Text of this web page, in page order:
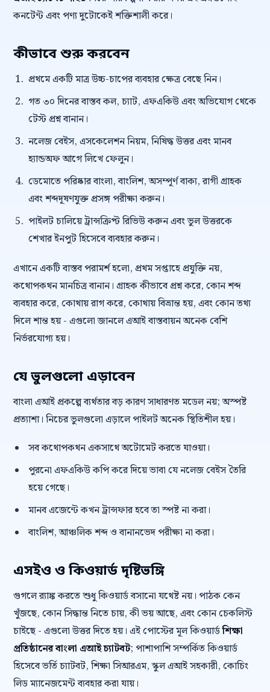
কনটেন্ট এবং পণ্য দুটোকেই শক্তিশালী করে।
কীভাবে শুরু করবেন
প্রথমে একটি মাত্র উচ্চ-চাপের ব্যবহার ক্ষেত্র বেছে নিন।
গত ৩০ দিনের বাস্তব কল, চ্যাট, এফএকিউ এবং অভিযোগ থেকে
টেস্ট প্রশ্ন বানান।
নলেজ বেইস, এসকেলেশন নিয়ম, নিষিদ্ধ উত্তর এবং মানব
হ্যান্ডঅফ আগে লিখে ফেলুন।
ডেমোতে পরিষ্কার বাংলা, বাংলিশ, অসম্পূর্ণ বাক্য, রাগী গ্রাহক
এবং শব্দদূষণযুক্ত প্রসঙ্গ পরীক্ষা করুন।
পাইলট চালিয়ে ট্রান্সক্রিপ্ট রিভিউ করুন এবং ভুল উত্তরকে
শেখার ইনপুট হিসেবে ব্যবহার করুন।
এখানে একটি বাস্তব পরামর্শ হলো, প্রথম সপ্তাহে প্রযুক্তি নয়,
কথোপকথন মানচিত্র বানান। গ্রাহক কীভাবে প্রশ্ন করে, কোন শব্দ
ব্যবহার করে, কোথায় রাগ করে, কোথায় বিভ্রান্ত হয়, এবং কোন তথ্য
দিলে শান্ত হয় - এগুলো জানলে এআই বাস্তবায়ন অনেক বেশি
নির্ভরযোগ্য হয়।
যে ভুলগুলো এড়াবেন
বাংলা এআই প্রকল্পে ব্যর্থতার বড় কারণ সাধারণত মডেল নয়; অস্পষ্ট
প্রত্যাশা। নিচের ভুলগুলো এড়ালে পাইলট অনেক স্থিতিশীল হয়।
সব কথোপকথন একসাথে অটোমেট করতে যাওয়া।
পুরনো এফএকিউ কপি করে দিয়ে ভাবা যে নলেজ বেইস তৈরি
হয়ে গেছে।
মানব এজেন্টে কখন ট্রান্সফার হবে তা স্পষ্ট না করা।
বাংলিশ, আঞ্চলিক শব্দ ও বানানভেদ পরীক্ষা না করা।
এসইও ও কিওয়ার্ড দৃষ্টিভঙ্গি
গুগলে র‍্যাঙ্ক করতে শুধু কিওয়ার্ড বসানো যথেষ্ট নয়। পাঠক কেন
খুঁজছে, কোন সিদ্ধান্ত নিতে চায়, কী ভয় আছে, এবং কোন চেকলিস্ট
চাইছে - এগুলো উত্তর দিতে হয়। এই পোস্টের মূল কিওয়ার্ডশিক্ষা
প্রতিষ্ঠানের বাংলা এআই চ্যাটবট; পাশাপাশি সম্পর্কিত কিওয়ার্ড
হিসেবে ভর্তি চ্যাটবট, শিক্ষা সিআরএম, স্কুল এআই সহকারী, কোচিং
লিড ম্যানেজমেন্ট ব্যবহার করা যায়।